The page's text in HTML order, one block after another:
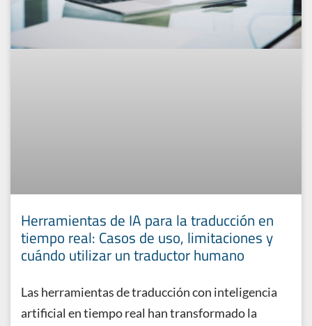
Herramientas de IA para la traducción en
tiempo real: Casos de uso, limitaciones y
cuándo utilizar un traductor humano
Las herramientas de traducción con inteligencia
artificial en tiempo real han transformado la